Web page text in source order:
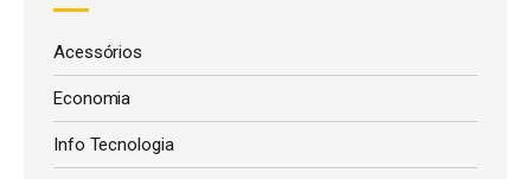
Acessórios
Economia
Info Tecnologia